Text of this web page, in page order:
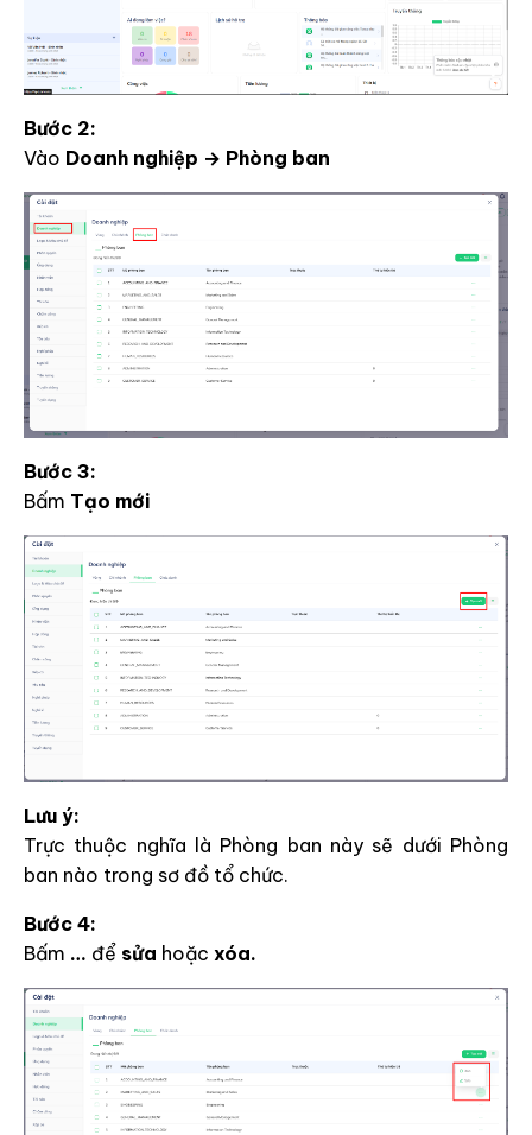
Bước 2:
Vào Doanh nghiệp → Phòng ban
Bước 3:
Bấm Tạo mới
Lưu ý:
Trực thuộc nghĩa là Phòng ban này sẽ dưới Phòng
ban nào trong sơ đồ tổ chức.
Bước 4:
Bấm … để sửa hoặc xóa.